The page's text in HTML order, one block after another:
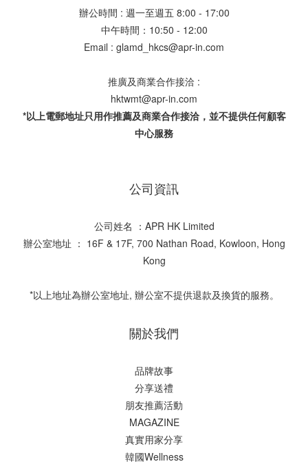
辦公時間 : 週一至週五 8:00 - 17:00
中午時間：10:50 - 12:00
Email : glamd_hkcs@apr-in.com
推廣及商業合作接洽 :
hktwmt@apr-in.com
*以上電郵地址只用作推薦及商業合作接洽，並不提供任何顧客
中心服務
公司資訊
公司姓名 ：APR HK Limited
辦公室地址 ： 16F & 17F, 700 Nathan Road, Kowloon, Hong
Kong
*以上地址為辦公室地址, 辦公室不提供退款及換貨的服務。
關於我們
品牌故事
分享送禮
朋友推薦活動
MAGAZINE
真實用家分享
韓國Wellness